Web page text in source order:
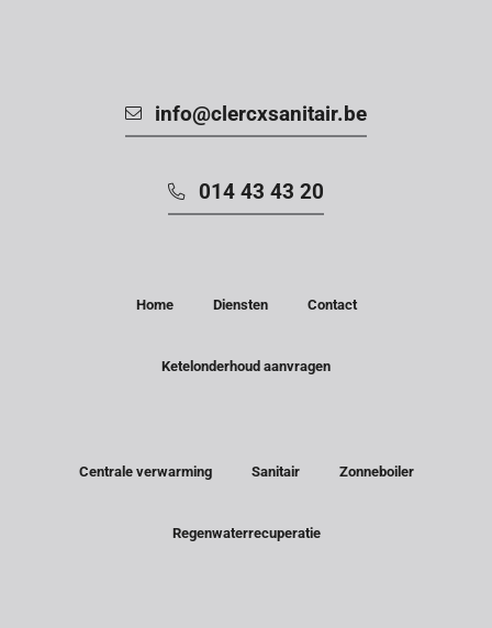
info@clercxsanitair.be
014 43 43 20
Home Diensten Contact
Ketelonderhoud aanvragen
Centrale verwarming Sanitair Zonneboiler
Regenwaterrecuperatie